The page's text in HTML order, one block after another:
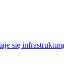
się infrastrukturą